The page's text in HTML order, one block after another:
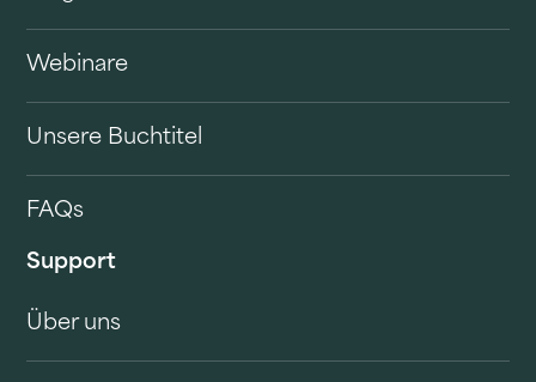
Webinare
Unsere Buchtitel
FAQs
Support
Über uns